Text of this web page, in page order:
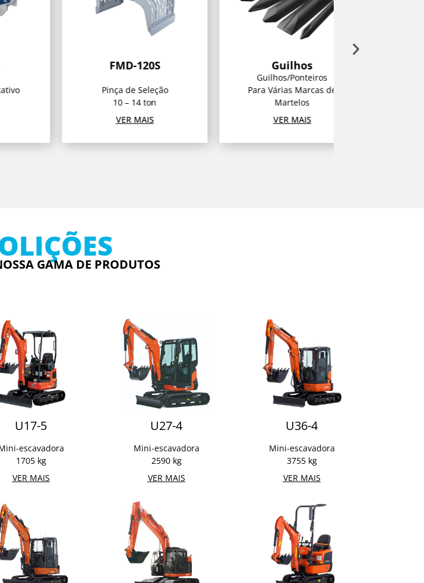
FMD-120S
Pinça de Seleção
10 – 14 ton
VER MAIS
Guilhos
Guilhos/Ponteiros
Para Várias Marcas de
Martelos
VER MAIS
GAMA DE PRODUTOS
U17-5
escavadora
1705 kg
VER MAIS
U27-4
Mini-escavadora
2590 kg
VER MAIS
U36-4
Mini-escavadora
3755 kg
VER MAIS